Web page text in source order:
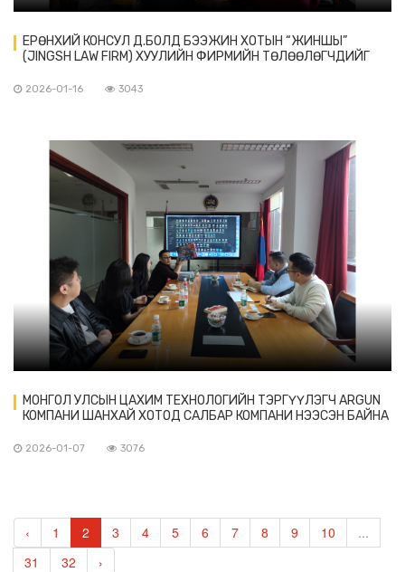
ЕРӨНХИЙ КОНСУЛ Д.БОЛД БЭЭЖИН ХОТЫН “ЖИНШЫ”
(JINGSH LAW FIRM) ХУУЛИЙН ФИРМИЙН ТӨЛӨӨЛӨГЧДИЙГ
2026-01-16 3043
МОНГОЛ УЛСЫН ЦАХИМ ТЕХНОЛОГИЙН ТЭРГҮҮЛЭГЧ ARGUN
КОМПАНИ ШАНХАЙ ХОТОД САЛБАР КОМПАНИ НЭЭСЭН БАЙНА
2026-01-07 3076
‹ 1 2 3 4 5 6 7 8 9 10
...
31
32 ›